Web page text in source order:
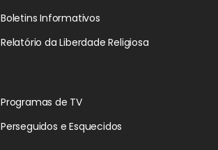
Boletins Informativos
Relatório da Liberdade Religiosa
Programas de TV
Perseguidos e Esquecidos